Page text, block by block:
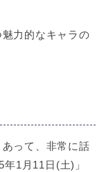
力的なキャラの
って、非常に話
1月11日(土)」